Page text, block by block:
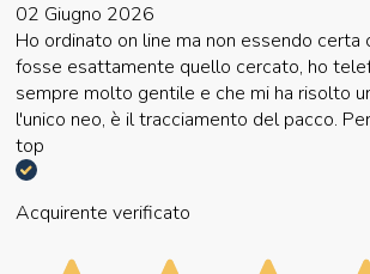
02 Giugno 2026
Ho ordinato on line ma non essendo
fosse esattamente quello cercato, ho
sempre molto gentile e che mi ha risolto
l'unico neo, è il tracciamento del pacco.
top
Acquirente verificato